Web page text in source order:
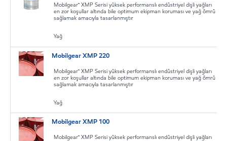
Mobilgear™ XMP Serisi yüksek performanslı endüstriyel dişli yağları
en zor koşullar altında bile optimum ekipman koruması ve yağ ömrü
sağlamak amacıyla tasarlanmıştır
Yağ
Mobilgear XMP 220
Mobilgear™ XMP Serisi yüksek performanslı endüstriyel dişli yağları
en zor koşullar altında bile optimum ekipman koruması ve yağ ömrü
sağlamak amacıyla tasarlanmıştır
Yağ
Mobilgear XMP 100
Mobilgear™ XMP Serisi yüksek performanslı endüstriyel dişli yağları